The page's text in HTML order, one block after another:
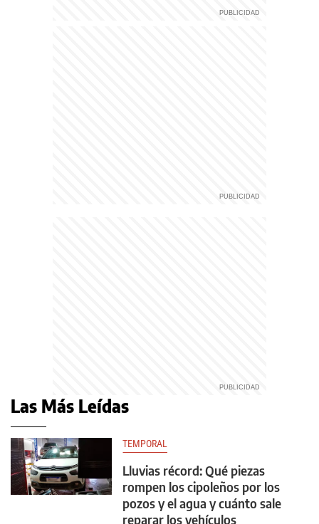
Las Más Leídas
TEMPORAL
Lluvias récord: Qué piezas
rompen los cipoleños por los
pozos y el agua y cuánto sale
reparar los vehículos